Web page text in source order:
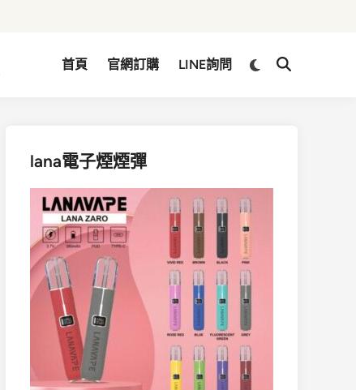
首頁 官網訂購 LINE詢問
Switch
Open
lana電子煙煙彈